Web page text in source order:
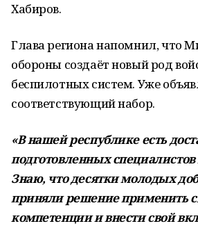
Хабиров.
Глава региона напомнил, что
обороны создаёт новый род
беспилотных систем. Уже
соответствующий набор.
«В нашей республике есть
подготовленных специалистов
Знаю, что десятки молодых
приняли решение применить
компетенции и внести свой